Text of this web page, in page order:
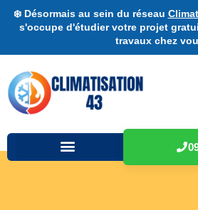
❄️ Désormais au sein du réseau
s'occupe d'étudier votre projet
travaux chez